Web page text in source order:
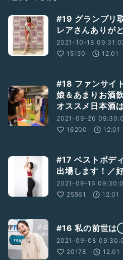
#19 グランプリ
レアさんありが
2021-10-18
15150
12:01
#18 ファンサイ
娘＆あまりお酒
オススメ日本酒
2021-09-26
16200
12:01
#17 ベストボデ
出場します！／
2021-09-16
25561
12:01
#16 私の前世
2021-09-08
20178
12:01